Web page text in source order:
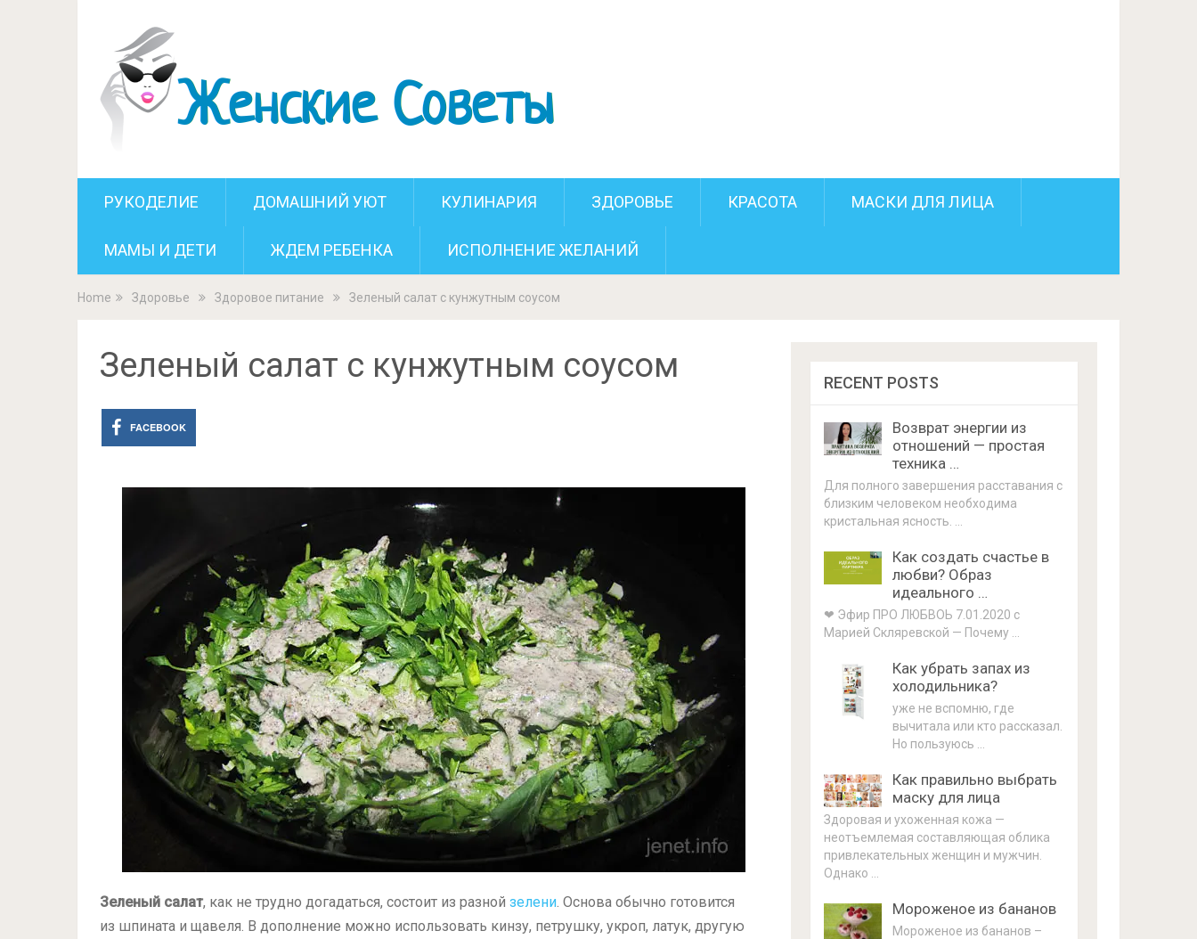
РУКОДЕЛИЕ ДОМАШНИЙ УЮТ КУЛИНАРИЯ ЗДОРОВЬЕ КРАСОТА МАСКИ ДЛЯ ЛИЦА
МАМЫ И ДЕТИ ЖДЕМ РЕБЕНКА ИСПОЛНЕНИЕ ЖЕЛАНИЙ
Home Здоровье Здоровое питание Зеленый салат с кунжутным соусом
Зеленый салат с кунжутным соусом
FACEBOOK
Зеленый салат, как не трудно догадаться, состоит из разной зелени. Основа обычно готовится
из шпината и щавеля. В дополнение можно использовать кинзу, петрушку, укроп, латук, другую
RECENT POSTS
Возврат энергии из
отношений — простая
техника …
Для полного завершения расставания с
близким человеком необходима
кристальная ясность. …
Как создать счастье в
любви? Образ
идеального …
❤ Эфир ПРО ЛЮБВОЬ 7.01.2020 с
Марией Скляревской — Почему …
Как убрать запах из
холодильника?
уже не вспомню, где
вычитала или кто рассказал.
Но пользуюсь …
Как правильно выбрать
маску для лица
Здоровая и ухоженная кожа —
неотъемлемая составляющая облика
привлекательных женщин и мужчин.
Однако …
Мороженое из бананов
Мороженое из бананов –